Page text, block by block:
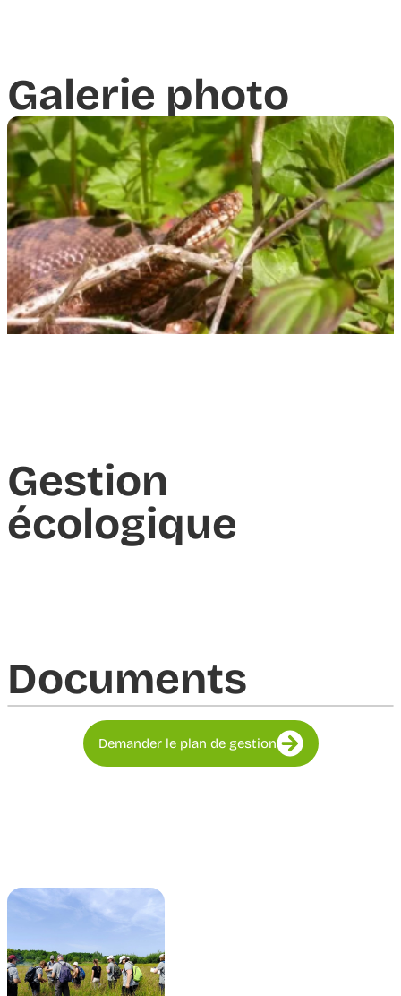
Galerie photo
Gestion
écologique
Documents​
Demander le plan de gestion